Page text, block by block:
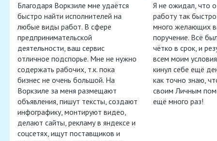
Благодаря Воркзиле мне удаётся
быстро найти исполнителей на
любые виды работ. В сфере
предпринимательской
деятельности, ваш сервис
отличное подспорье. Мне не нужно
содержать рабочих, т.к. пока
бизнес не очень большой. На
Воркзиле за меня размещают
объявления, пишут тексты, создают
инфографику, монтируют видео,
делают сайты, рекламу в яндексе и
соцсетях, ищут поставщиков и
Я не ожидал, что
работу так
много желающих
поручение. Всё
чётко в срок, и
всем моим
кинул себе ещё
как точно знаю,
своим Личным
ещё много раз!